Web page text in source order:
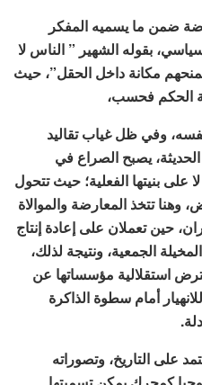
ضمن ما يسميه المفكر
بقوله الشهير ” الناس لا
مكانة داخل الحقل”، حيث
الحكم فحسب،
وفي ظل غياب تقاليد
يصبح الصراع في
بنيتها الفعلية؛ حيث تتحول
وهنا تتخذ المعارضة والموالاة
حين تعملان على إعادة إنتاج
الجمعية، ونتيجة لذلك،
استقلالية مؤسساتها عن
أمام سطوة الذاكرة
على التاريخ، وتصوراته